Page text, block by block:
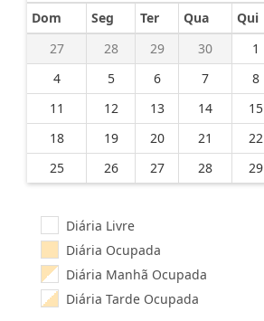
Dom
Seg Ter Qua Qui
27
28 29 30 1
4
5 6 7 8
11
12 13 14 15
18
19 20 21 22
25
26 27 28 29
Diária Livre
Diária Ocupada
Diária Manhã Ocupada
Diária Tarde Ocupada